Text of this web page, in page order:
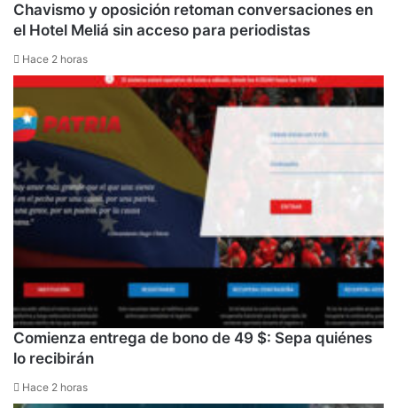
Chavismo y oposición retoman conversaciones en
el Hotel Meliá sin acceso para periodistas
Hace 2 horas
Comienza entrega de bono de 49 $: Sepa quiénes
lo recibirán
Hace 2 horas